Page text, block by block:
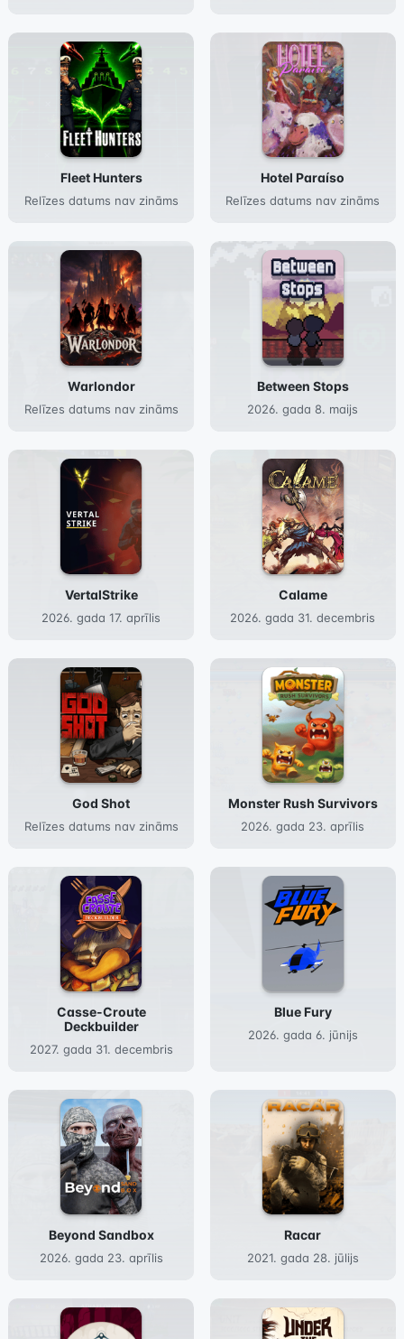
Fleet Hunters
Relīzes datums nav zināms
Hotel Paraíso
Relīzes datums nav zināms
Warlondor
Relīzes datums nav zināms
Between Stops
2026. gada 8. maijs
VertalStrike
2026. gada 17. aprīlis
Calame
2026. gada 31. decembris
God Shot
Relīzes datums nav zināms
Monster Rush Survivors
2026. gada 23. aprīlis
Casse-Croute
Deckbuilder
2027. gada 31. decembris
Blue Fury
2026. gada 6. jūnijs
Beyond Sandbox
2026. gada 23. aprīlis
Racar
2021. gada 28. jūlijs